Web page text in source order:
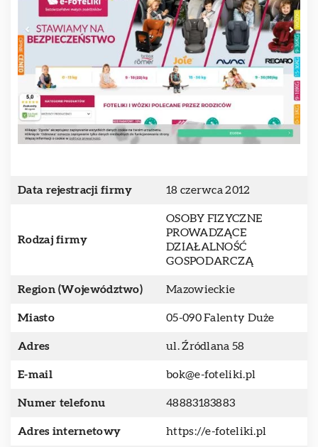
Data rejestracji firmy 18 czerwca 2012
Rodzaj firmy
OSOBY FIZYCZNE
PROWADZĄCE
DZIAŁALNOŚĆ
GOSPODARCZĄ
Region (Województwo) Mazowieckie
Miasto 05-090 Falenty Duże
Adres ul. Źródlana 58
E-mail bok@e-foteliki.pl
Numer telefonu 48883183883
Adres internetowy https://e-foteliki.pl